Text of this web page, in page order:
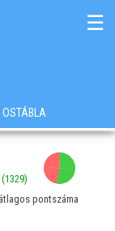
☰
OSTÁBLA
(1329)
pontszáma